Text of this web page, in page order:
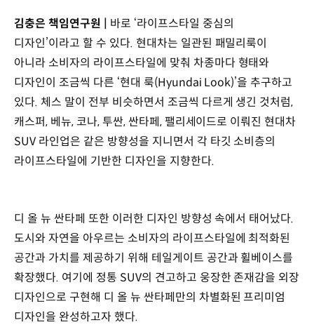
김충은 책임연구원 |
바로 ‘라이프스타일 중심의
디자인’이라고 할 수 있다. 현대차는 일관된 패밀리룩이
아니라 소비자의 라이프스타일에 맞춰 차종마다 형태와
디자인이 조금씩 다른 ‘현대 룩(Hyundai Look)’을 추구하고
있다. 체스 말이 전부 비슷하면서 조금씩 다르게 생긴 것처럼,
캐스퍼, 베뉴, 코나, 투싼, 싼타페, 팰리세이드로 이뤄진 현대차
SUV 라인업은 같은 방향성을 지니면서 각 타깃 소비층의
라이프스타일에 기반한 디자인을 지향한다.
디 올 뉴 싼타페 또한 이러한 디자인 방향성 속에서 태어났다.
도시와 자연을 아우르는 소비자의 라이프스타일에 최적화된
공간과 가치를 제공하기 위해 테일게이트 공간과 휠베이스를
확장했다. 여기에 정통 SUV의 견고하고 웅장한 존재감을 외장
디자인으로 구현해 디 올 뉴 싼타페만의 차별화된 프리미엄
디자인을 완성하고자 했다.